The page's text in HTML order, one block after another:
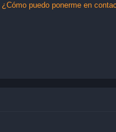
¿Cómo puedo ponerme en